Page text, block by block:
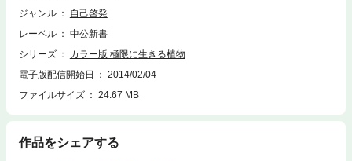
ジャンル
自己啓発
レーベル
中公新書
シリーズ
カラー版 極限に生きる植物
電子版配信開始日
2014/02/04
ファイルサイズ
24.67 MB
作品をシェアする